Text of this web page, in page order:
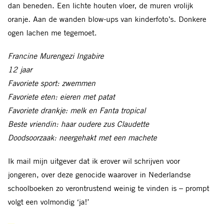
dan beneden. Een lichte houten vloer, de muren vrolijk
oranje. Aan de wanden blow-ups van kinderfoto’s. Donkere
ogen lachen me tegemoet.
Francine Murengezi Ingabire
12 jaar
Favoriete sport: zwemmen
Favoriete eten: eieren met patat
Favoriete drankje: melk en Fanta tropical
Beste vriendin: haar oudere zus Claudette
Doodsoorzaak: neergehakt met een machete
Ik mail mijn uitgever dat ik erover wil schrijven voor
jongeren, over deze genocide waarover in Nederlandse
schoolboeken zo verontrustend weinig te vinden is – prompt
volgt een volmondig ‘ja!’